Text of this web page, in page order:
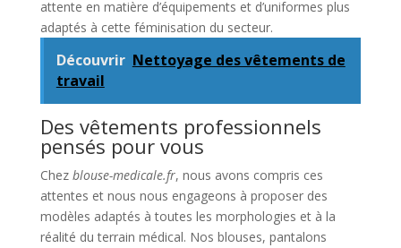
attente en matière d’équipements et d’uniformes plus
adaptés à cette féminisation du secteur.
Découvrir Nettoyage des vêtements de
travail
Des vêtements professionnels
pensés pour vous
Chez blouse-medicale.fr, nous avons compris ces
attentes et nous nous engageons à proposer des
modèles adaptés à toutes les morphologies et à la
réalité du terrain médical. Nos blouses, pantalons